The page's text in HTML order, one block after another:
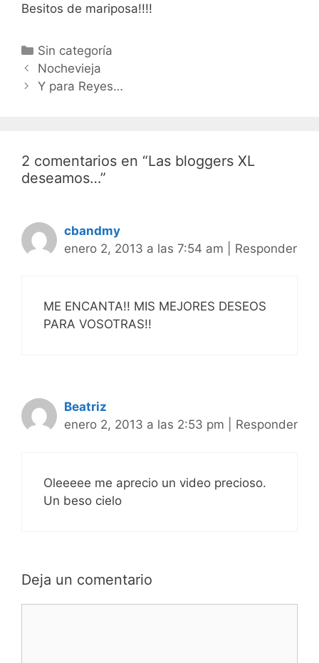
Besitos de mariposa!!!!
Categorías
Sin categoría
Navegación
de
Nochevieja
Y para Reyes…
2 comentarios en “Las bloggers XL
deseamos…”
cbandmy
enero 2, 2013 a las 7:54 am
Responder
ME ENCANTA!! MIS MEJORES DESEOS
PARA VOSOTRAS!!
Beatriz
enero 2, 2013 a las 2:53 pm
Responder
Oleeeee me aprecio un video precioso.
Un beso cielo
Deja un comentario